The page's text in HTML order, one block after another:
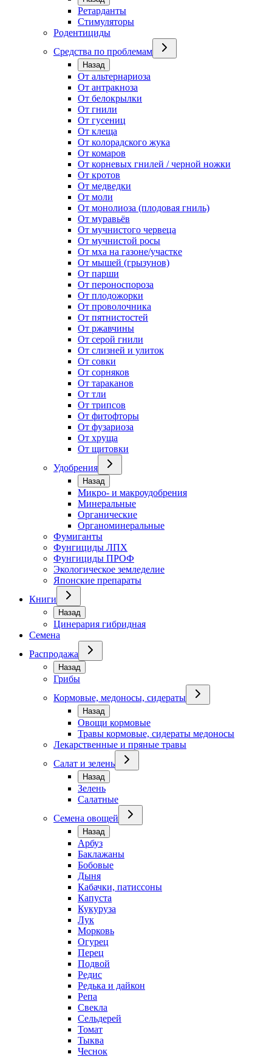
Ретарданты
Стимуляторы
Родентициды
Средства по проблемам
Назад
От альтернариоза
От антракноза
От белокрылки
От гнили
От гусениц
От клеща
От колорадского жука
От комаров
От корневых гнилей / черной ножки
От кротов
От медведки
От моли
От монолиоза (плодовая гниль)
От муравьёв
От мучнистого червеца
От мучнистой росы
От мха на газоне/участке
От мышей (грызунов)
От парши
От пероноспороза
От плодожорки
От проволочника
От пятнистостей
От ржавчины
От серой гнили
От слизней и улиток
От совки
От сорняков
От тараканов
От тли
От трипсов
От фитофторы
От фузариоза
От хруща
От щитовки
Удобрения
Назад
Микро- и макроудобрения
Минеральные
Органические
Органоминеральные
Фумиганты
Фунгициды ЛПХ
Фунгициды ПРОФ
Экологическое земледелие
Японские препараты
Книги
Назад
Цинерария гибридная
Семена
Распродажа
Назад
Грибы
Кормовые, медоносы, сидераты
Назад
Овощи кормовые
Травы кормовые, сидераты медоносы
Лекарственные и пряные травы
Салат и зелень
Назад
Зелень
Салатные
Семена овощей
Назад
Арбуз
Баклажаны
Бобовые
Дыня
Кабачки, патиссоны
Капуста
Кукуруза
Лук
Морковь
Огурец
Перец
Подвой
Редис
Редька и дайкон
Репа
Свекла
Сельдерей
Томат
Тыква
Чеснок